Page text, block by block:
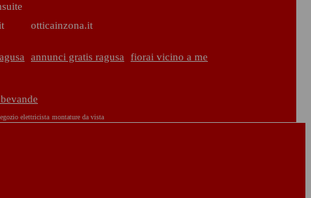
otticainzona.it
annunci gratis ragusa
fiorai vicino a me
elettricista montature da vista